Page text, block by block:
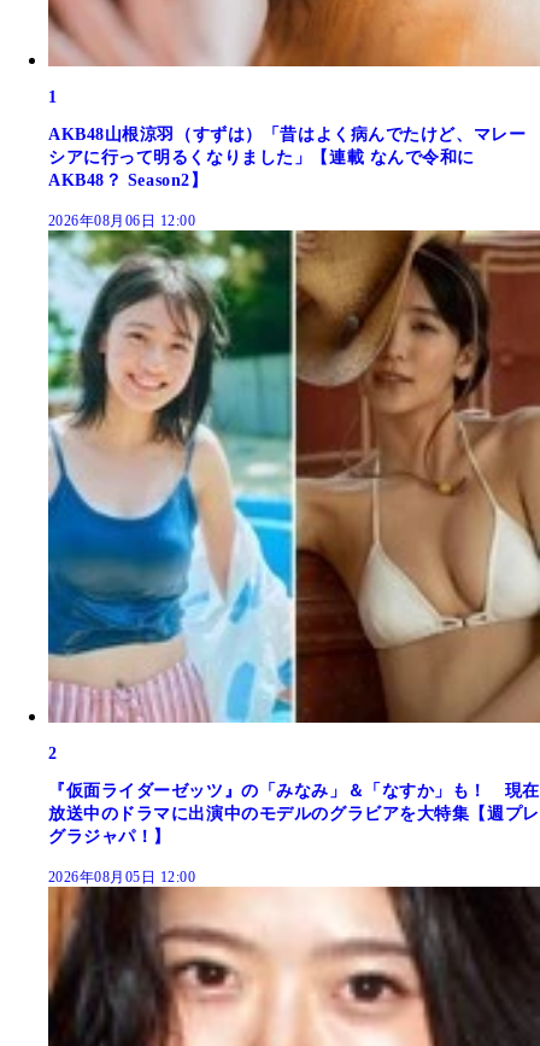
1
AKB48山根涼羽（すずは）「昔はよく病んでたけど、マレー
シアに行って明るくなりました」【連載 なんで令和に
AKB48？ Season2】
2026年08月06日 12:00
2
『仮面ライダーゼッツ』の「みなみ」＆「なすか」も！ 現在
放送中のドラマに出演中のモデルのグラビアを大特集【週プレ
グラジャパ！】
2026年08月05日 12:00